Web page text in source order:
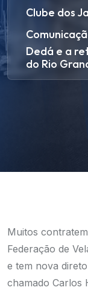
Clube dos
Dedá e a
do Rio
Muitos
Federação de
e tem nova
chamado Carlos